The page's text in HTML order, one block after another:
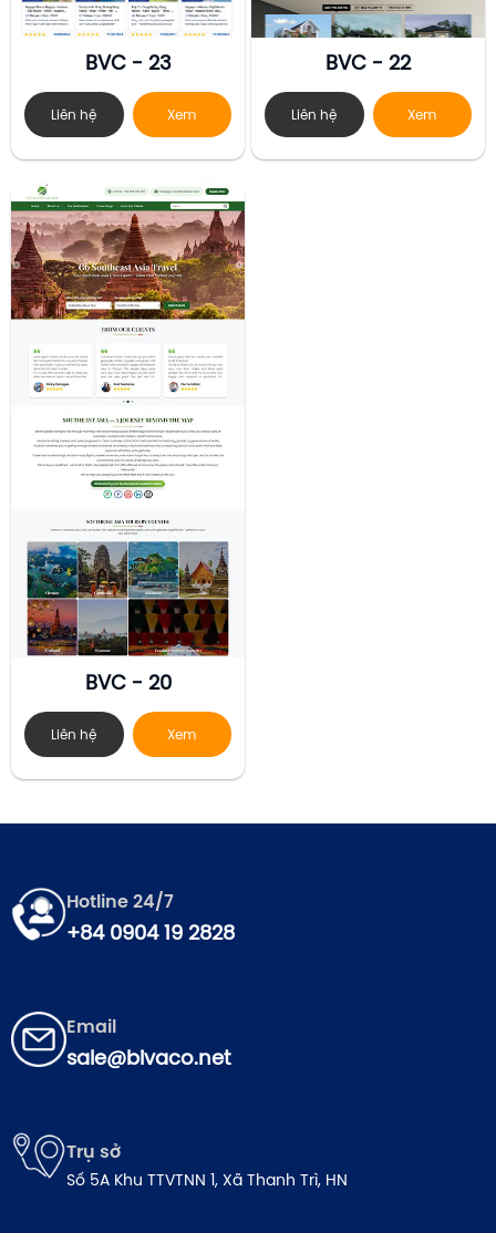
BVC - 23
Liên hệ Xem
BVC - 22
Liên hệ Xem
BVC - 20
Liên hệ Xem
Hotline 24/7
+84 0904 19 2828
Email
sale@bivaco.net
Trụ sở
Số 5A Khu TTVTNN 1, Xã Thanh Trì, HN